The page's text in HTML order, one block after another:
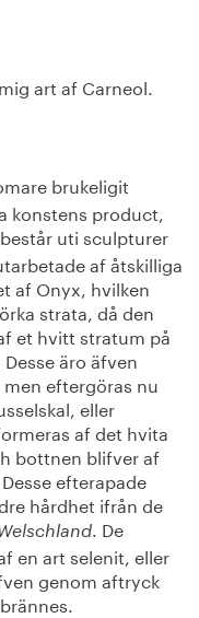
art af Carneol.
brukeligit
konstens product,
uti sculpturer
af åtskilliga
af Onyx, hvilken
strata, då den
et hvitt stratum på
äro äfven
eftergöras nu
eller
af det hvita
bottnen blifver af
efterapade
hårdhet ifrån de
. De
en art selenit, eller
genom aftryck